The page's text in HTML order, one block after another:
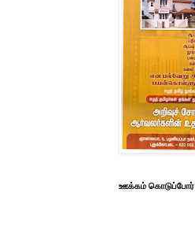
ஊக்கம் கொடுப்போர்